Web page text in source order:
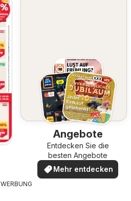
Angebote
Entdecken Sie die
besten Angebote
Mehr entdecken
WERBUNG